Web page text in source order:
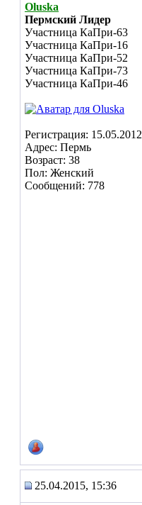
Oluska
Пермский Лидер
Участница КаПри-63
Участница КаПри-16
Участница КаПри-52
Участница КаПри-73
Участница КаПри-46
Регистрация: 15.05.2012
Адрес: Пермь
Возраст: 38
Пол: Женский
Сообщений: 778
25.04.2015, 15:36